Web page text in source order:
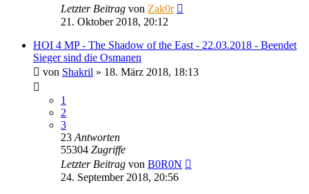
Letzter Beitrag von Zak0r
21. Oktober 2018, 20:12
HOI 4 MP - The Shadow of the East - 22.03.2018 - Beendet
Sieger sind die Osmanen
von Shakril » 18. März 2018, 18:13
1
2
3
23 Antworten
55304 Zugriffe
Letzter Beitrag von B0R0N
24. September 2018, 20:56